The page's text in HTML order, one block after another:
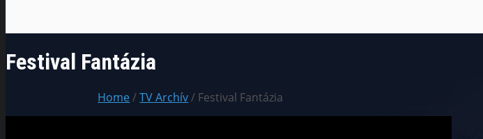
Festival Fantázia
Home/TV Archív/ Festival Fantázia